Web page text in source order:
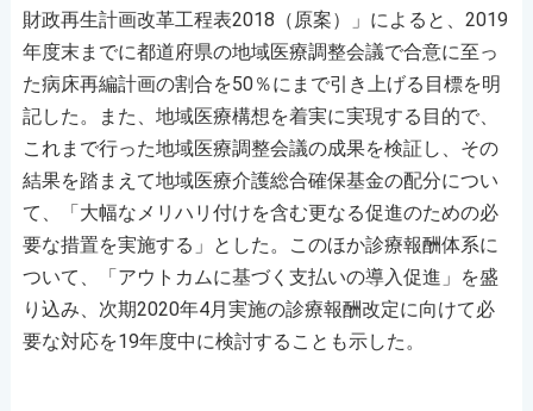
財政再生計画改革工程表2018（原案）」によると、2019
年度末までに都道府県の地域医療調整会議で合意に至っ
た病床再編計画の割合を50％にまで引き上げる目標を明
記した。また、地域医療構想を着実に実現する目的で、
これまで行った地域医療調整会議の成果を検証し、その
結果を踏まえて地域医療介護総合確保基金の配分につい
て、「大幅なメリハリ付けを含む更なる促進のための必
要な措置を実施する」とした。このほか診療報酬体系に
ついて、「アウトカムに基づく支払いの導入促進」を盛
り込み、次期2020年4月実施の診療報酬改定に向けて必
要な対応を19年度中に検討することも示した。